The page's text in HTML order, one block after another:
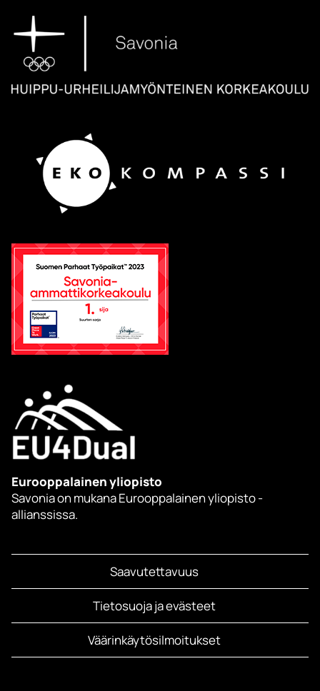
Eurooppalainen yliopisto
Savonia on mukana Eurooppalainen yliopisto -
allianssissa.
Saavutettavuus
Tietosuoja ja evästeet
Väärinkäytösilmoitukset